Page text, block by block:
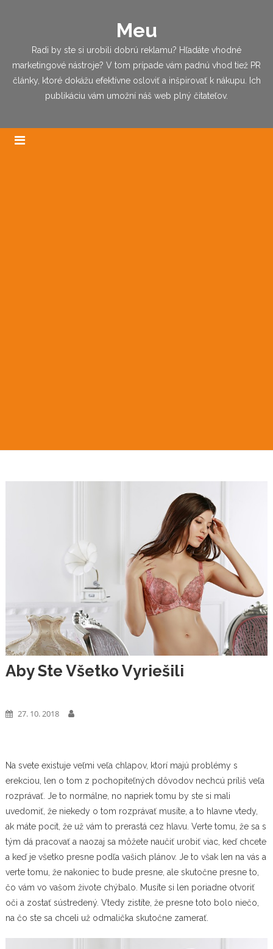
Meu
Radi by ste si urobili dobrú reklamu? Hľadáte vhodné
marketingové nástroje? V tom prípade vám padnú vhod tiež PR
články, ktoré dokážu efektívne osloviť a inšpirovať k nákupu. Ich
publikáciu vám umožní náš web plný čitateľov.
Aby Ste Všetko Vyriešili
27. 10. 2018
Na svete existuje veľmi veľa chlapov, ktorí majú problémy s
erekciou, len o tom z pochopiteľných dôvodov nechcú príliš veľa
rozprávať. Je to normálne, no napriek tomu by ste si mali
uvedomiť, že niekedy o tom rozprávať musíte, a to hlavne vtedy,
ak máte pocit, že už vám to prerastá cez hlavu. Verte tomu, že sa s
tým dá pracovať a naozaj sa môžete naučiť urobiť viac, keď chcete
a keď je všetko presne podľa vašich plánov. Je to však len na vás a
verte tomu, že nakoniec to bude presne, ale skutočne presne to,
čo vám vo vašom živote chýbalo. Musíte si len poriadne otvoriť
oči a zostať sústredený. Vtedy zistíte, že presne toto bolo niečo,
na čo ste sa chceli už odmalička skutočne zamerať.